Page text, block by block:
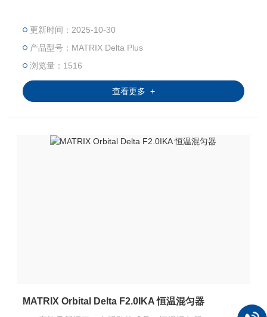
更新时间：2025-10-30
产品型号：MATRIX Delta Plus
浏览量：1516
查看更多 +
MATRIX Orbital Delta F2.0IKA 恒温混匀器